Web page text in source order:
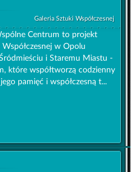
Galeria Sztuki Współczesnej
Centrum to projekt
w Opolu
i Staremu Miastu -
które współtworzą codzienny
pamięć i współczesną t...